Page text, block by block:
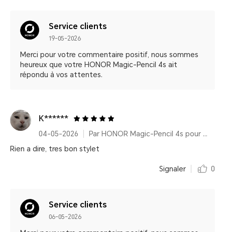
Service clients
19-05-2026
Merci pour votre commentaire positif, nous sommes
heureux que votre HONOR Magic-Pencil 4s ait
répondu à vos attentes.
K******
04-05-2026
Par HONOR Magic-Pencil 4s pour HONOR MagicPad4
Rien a dire, tres bon stylet
Signaler 0
Service clients
06-05-2026